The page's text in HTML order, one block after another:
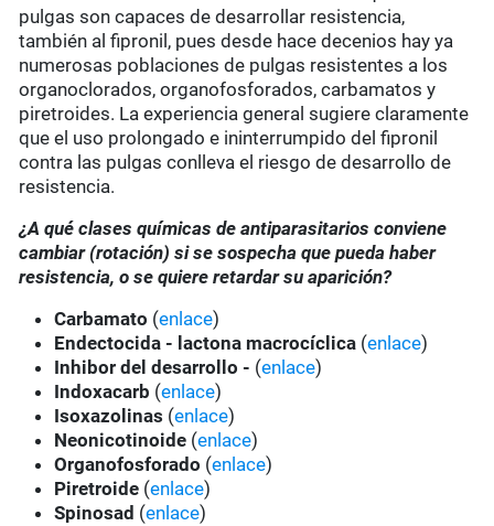
pulgas son capaces de desarrollar resistencia,
también al fipronil, pues desde hace decenios hay ya
numerosas poblaciones de pulgas resistentes a los
organoclorados, organofosforados, carbamatos y
piretroides. La experiencia general sugiere claramente
que el uso prolongado e ininterrumpido del fipronil
contra las pulgas conlleva el riesgo de desarrollo de
resistencia.
¿A qué clases químicas de antiparasitarios conviene
cambiar (rotación) si se sospecha que pueda haber
resistencia, o se quiere retardar su aparición?
Carbamato (enlace)
Endectocida - lactona macrocíclica (enlace)
Inhibor del desarrollo - (enlace)
Indoxacarb (enlace)
Isoxazolinas (enlace)
Neonicotinoide (enlace)
Organofosforado (enlace)
Piretroide (enlace)
Spinosad (enlace)